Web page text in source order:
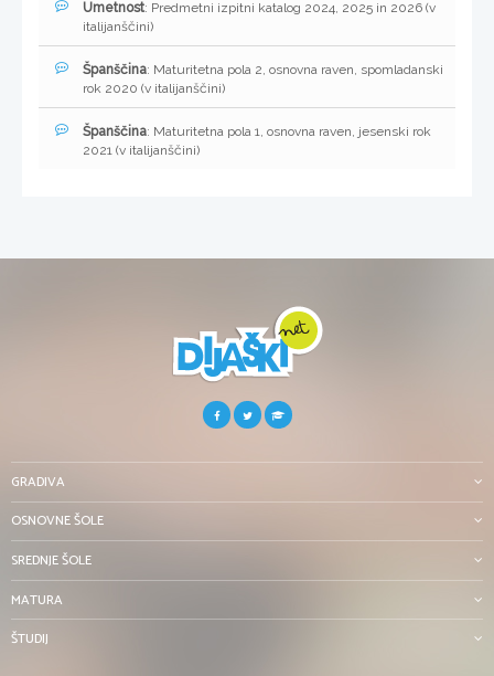
Umetnost: Predmetni izpitni katalog 2024, 2025 in 2026 (v
italijanščini)
Španščina: Maturitetna pola 2, osnovna raven, spomladanski
rok 2020 (v italijanščini)
Španščina: Maturitetna pola 1, osnovna raven, jesenski rok
2021 (v italijanščini)
GRADIVA
OSNOVNE ŠOLE
SREDNJE ŠOLE
MATURA
ŠTUDIJ